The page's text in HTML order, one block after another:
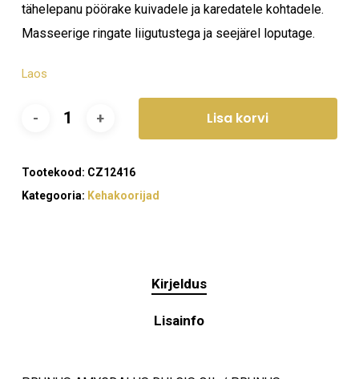
tähelepanu pöörake kuivadele ja karedatele kohtadele.
Masseerige ringate liigutustega ja seejärel loputage.
Laos
Lisa korvi
Tootekood: CZ12416
Kategooria: Kehakoorijad
Kirjeldus
Lisainfo